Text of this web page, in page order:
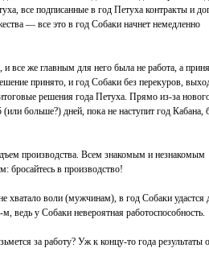
все подписанные в год Петуха контракты и
— все это в год Собаки начнет немедленно
все же главным для него была не работа, а
принято, и год Собаки без перекуров,
решения года Петуха. Прямо из-за
больше?) дней, пока не наступит год Кабана,
производства. Всем знакомым и незнакомым
бросайтесь в производство!
хватало воли (мужчинам), в год Собаки удастся
ведь у Собаки невероятная работоспособность.
за работу? Уж к концу-то года результаты